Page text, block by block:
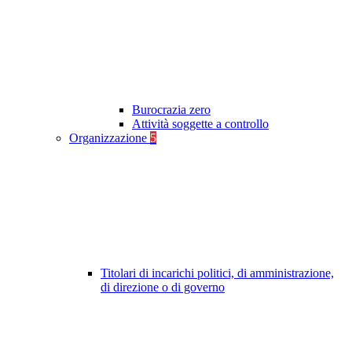
Burocrazia zero
Attività soggette a controllo
Organizzazione 5
Titolari di incarichi politici, di amministrazione,
di direzione o di governo